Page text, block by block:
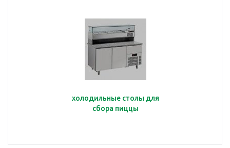
холодильные столы для
сбора пиццы